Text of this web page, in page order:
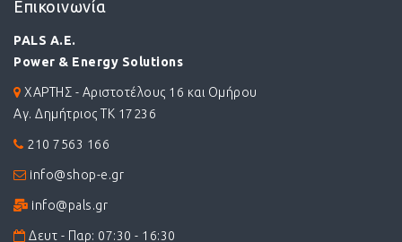
Επικοινωνία
PALS A.E.
Power & Energy Solutions
ΧΑΡΤΗΣ - Αριστοτέλους 16 και Ομήρου
Αγ. Δημήτριος ΤΚ 17236
210 7563 166
info@shop-e.gr
info@pals.gr
Δευτ - Παρ: 07:30 - 16:30